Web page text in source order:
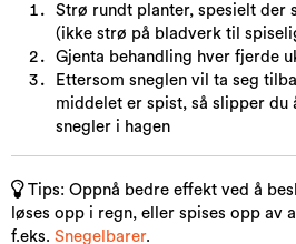
Strø rundt planter, spesielt der
(ikke strø på bladverk til
Gjenta behandling hver fjerde
Ettersom sneglen vil ta seg
middelet er spist, så slipper du
snegler i hagen
Tips: Oppnå bedre effekt ved å
løses opp i regn, eller spises opp av
f.eks. Snegelbarer.